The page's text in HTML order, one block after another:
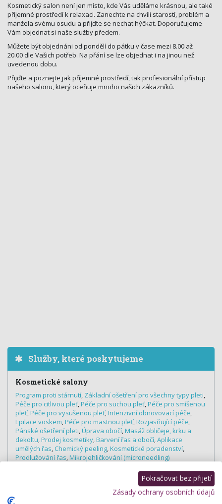
Kosmetický salon není jen místo, kde Vás uděláme krásnou, ale také
příjemné prostředí k relaxaci. Zanechte na chvíli starostí, problém a
manžela svému osudu a přijďte se nechat hýčkat. Doporučujeme
Vám objednat si naše služby předem.
Můžete být objednáni od pondělí do pátku v čase mezi 8.00 až
20.00 dle Vašich potřeb. Na přání se lze objednat i na jinou než
uvedenou dobu.
Přijďte a poznejte jak příjemné prostředí, tak profesionální přístup
našeho salonu, který oceňuje mnoho našich zákazníků.
Služby, které poskytujeme
Kosmetické salony
Program proti stárnutí, Základní ošetření pro všechny typy pleti,
Péče pro citlivou pleť,Péče pro suchou pleť,Péče pro smíšenou
pleť,Péče pro vysušenou pleť,Intenzivní obnovovací péče,
Epilace voskem,Péče pro mastnou pleť,Rozjasňující péče,
Pánské ošetření pleti,Úprava obočí,Masáž obličeje, krku a
dekoltu,Prodej kosmetiky,Barvení řas a obočí,Aplikace
umělých řas, Chemický peeling,Kosmetické poradenství,
Prodlužování řas,Mikrojehličkování (microneedling)
Pokračovat bez přijetí
Zásady ochrany osobních údajů